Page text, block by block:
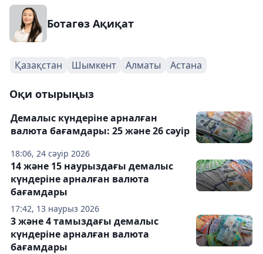
Ботагөз Ақиқат
Қазақстан Шымкент Алматы Астана
Оқи отырыңыз
18:06, 24 сәуір 2026
Демалыс күндеріне арналған
валюта бағамдары: 25 және 26 сәуір
17:42, 13 наурыз 2026
14 және 15 наурыздағы демалыс
күндеріне арналған валюта
бағамдары
3 және 4 тамыздағы демалыс
күндеріне арналған валюта
бағамдары